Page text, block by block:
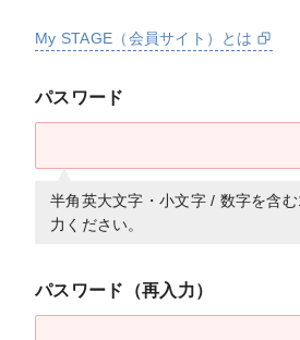
My STAGE（会員サイト）とは
パスワード
半角英大文字・小文字 / 数字を含
力ください。
パスワード（再入力）